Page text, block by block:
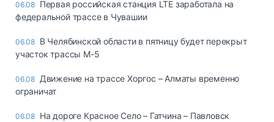
06.08 Первая российская станция LTE заработала на
федеральной трассе в Чувашии
06.08 В Челябинской области в пятницу будет перекрыт
участок трассы М-5
06.08 Движение на трассе Хоргос – Алматы временно
ограничат
06.08 На дороге Красное Село – Гатчина – Павловск